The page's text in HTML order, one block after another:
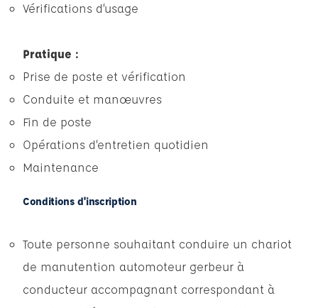
Vérifications d’usage
Pratique :
Prise de poste et vérification
Conduite et manœuvres
Fin de poste
Opérations d’entretien quotidien
Maintenance
Conditions d'inscription
Toute personne souhaitant conduire un chariot
de manutention automoteur gerbeur à
conducteur accompagnant correspondant à